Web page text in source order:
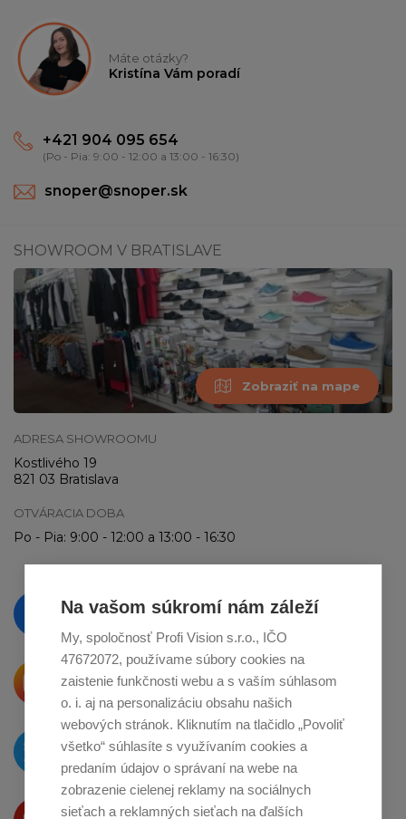
Máte otázky?
Kristína Vám poradí
+421 904 095 654
(Po - Pia: 9:00 - 12:00 a 13:00 - 16:30)
snoper@snoper.sk
SHOWROOM V BRATISLAVE
Zobraziť na mape
ADRESA SHOWROOMU
Kostlivého 19
821 03 Bratislava
OTVÁRACIA DOBA
Po - Pia: 9:00 - 12:00 a 13:00 - 16:30
Vzdelávajte se a sledujte nás
o zdieľanie naInstagrame
O novinkách píšeme
na Twitteri
Produkty Vám predstavujeme
Na vašom súkromí nám záleží
My, spoločnosť Profi Vision s.r.o., IČO
47672072, používame súbory cookies na
zaistenie funkčnosti webu a s vaším súhlasom
o. i. aj na personalizáciu obsahu našich
webových stránok. Kliknutím na tlačidlo „Povoliť
všetko“ súhlasíte s využívaním cookies a
predaním údajov o správaní na webe na
zobrazenie cielenej reklamy na sociálnych
sieťach a reklamných sieťach na ďalších